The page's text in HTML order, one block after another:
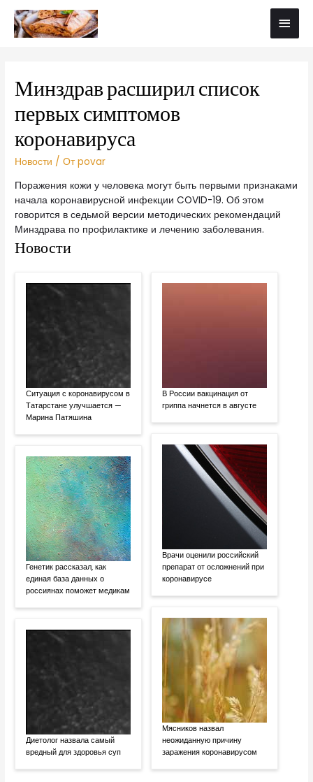
Минздрав расширил список
первых симптомов
коронавируса
Новости / От povar
Поражения кожи у человека могут быть первыми признаками
начала коронавирусной инфекции COVID-19. Об этом
говорится в седьмой версии методических рекомендаций
Минздрава по профилактике и лечению заболевания.
Новости
Ситуация с коронавирусом в
Татарстане улучшается —
Марина Патяшина
Генетик рассказал, как
единая база данных о
россиянах поможет медикам
Диетолог назвала самый
вредный для здоровья суп
В России вакцинация от
гриппа начнется в августе
Врачи оценили российский
препарат от осложнений при
коронавирусе
Мясников назвал
неожиданную причину
заражения коронавирусом